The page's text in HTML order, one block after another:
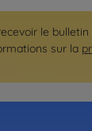
le
sur la